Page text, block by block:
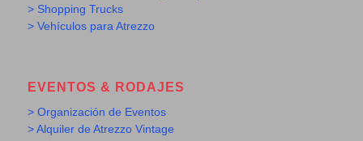
> Shopping Trucks
> Vehículos para Atrezzo
EVENTOS & RODAJES
> Organización de Eventos
> Alquiler de Atrezzo Vintage